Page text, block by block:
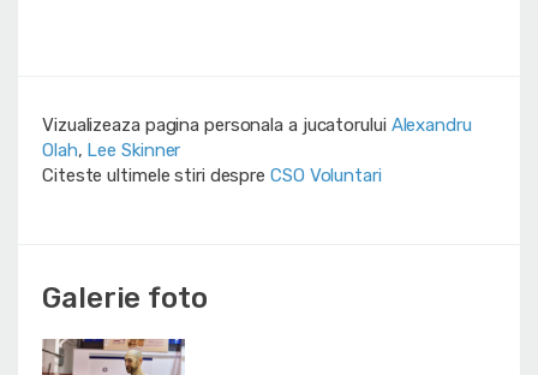
Vizualizeaza pagina personala a jucatorului Alexandru
Olah, Lee Skinner
Citeste ultimele stiri despre CSO Voluntari
Galerie foto